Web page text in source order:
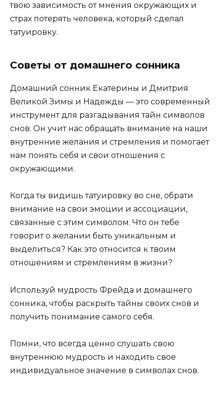
твою зависимость от мнения окружающих и
страх потерять человека, который сделал
татуировку.
Советы от домашнего сонника
Домашний сонник Екатерины и Дмитрия
Великой Зимы и Надежды — это современный
инструмент для разгадывания тайн символов
снов. Он учит нас обращать внимание на наши
внутренние желания и стремления и помогает
нам понять себя и свои отношения с
окружающими.
Когда ты видишь татуировку во сне, обрати
внимание на свои эмоции и ассоциации,
связанные с этим символом. Что он тебе
говорит о желании быть уникальным и
выделиться? Как это относится к твоим
отношениям и стремлениям в жизни?
Используй мудрость Фрейда и домашнего
сонника, чтобы раскрыть тайны своих снов и
получить понимание самого себя.
Помни, что всегда ценно слушать свою
внутреннюю мудрость и находить свое
индивидуальное значение в символах снов.